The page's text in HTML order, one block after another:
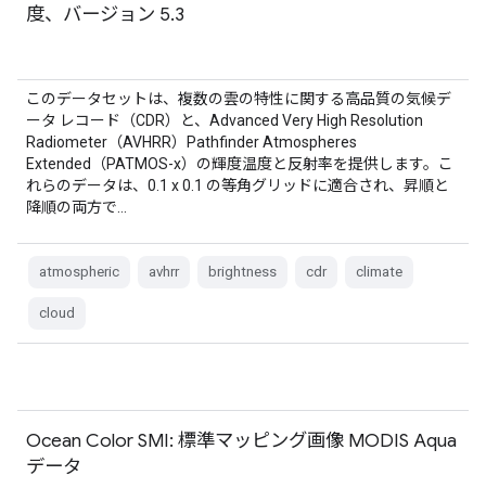
度、バージョン 5.3
このデータセットは、複数の雲の特性に関する高品質の気候デ
ータ レコード（CDR）と、Advanced Very High Resolution
Radiometer（AVHRR）Pathfinder Atmospheres
Extended（PATMOS-x）の輝度温度と反射率を提供します。こ
れらのデータは、0.1 x 0.1 の等角グリッドに適合され、昇順と
降順の両方で…
atmospheric avhrr brightness cdr climate
cloud
Ocean Color SMI: 標準マッピング画像 MODIS Aqua
データ